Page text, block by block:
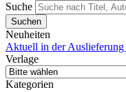
Suche
Neuheiten
Aktuell in der Auslieferung
Verlage
Kategorien